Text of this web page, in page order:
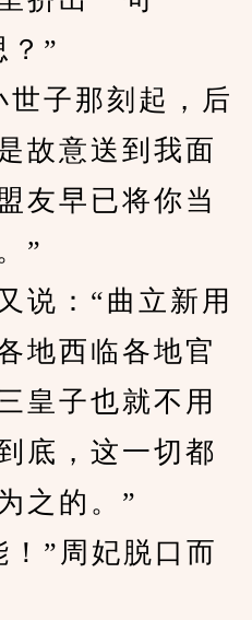
？”
子那刻起，后
故意送到我面
友早已将你当
”
：“曲立新用
地西临各地官
皇子也就不用
底，这一切都
之的。”
”周妃脱口而